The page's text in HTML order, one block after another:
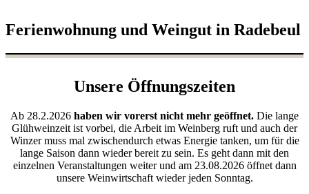
Ferienwohnung und Weingut in Radebeul
Unsere Öffnungszeiten
Ab 28.2.2026 haben wir vorerst nicht mehr geöffnet. Die lange
Glühweinzeit ist vorbei, die Arbeit im Weinberg ruft und auch der
Winzer muss mal zwischendurch etwas Energie tanken, um für die
lange Saison dann wieder bereit zu sein. Es geht dann mit den
einzelnen Veranstaltungen weiter und am 23.08.2026 öffnet dann
unsere Weinwirtschaft wieder jeden Sonntag.